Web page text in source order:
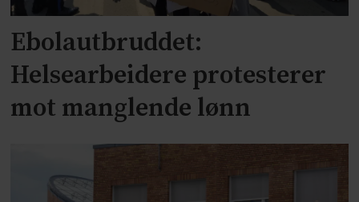
Ebolautbruddet:
Helsearbeidere protesterer
mot manglende lønn